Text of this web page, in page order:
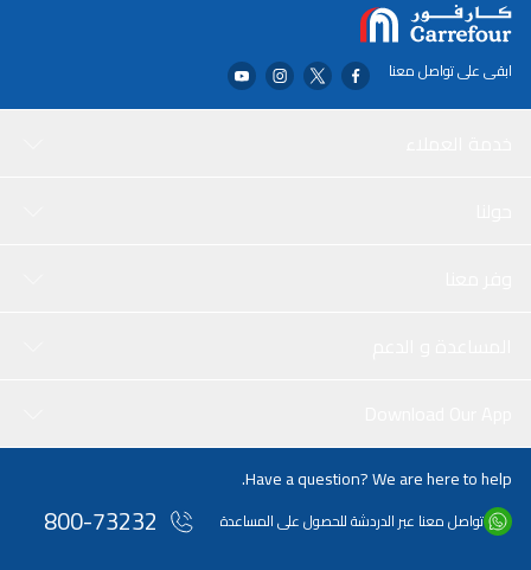
ابقى على تواصل معنا
Have a question? We are here to help.
تواصل معنا عبر الدردشة للحصول على المساعدة 800-73232